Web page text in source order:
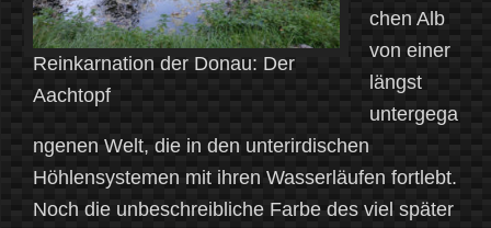
Reinkarnation der Donau: Der
Aachtopf
chen Alb
von einer
längst
untergega
ngenen Welt, die in den unterirdischen
Höhlensystemen mit ihren Wasserläufen fortlebt.
Noch die unbeschreibliche Farbe des viel später